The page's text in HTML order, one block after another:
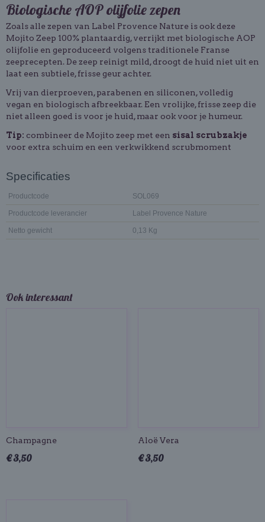
Biologische AOP olijfolie zepen
Zoals alle zepen van Label Provence Nature is ook deze
Mojito Zeep 100% plantaardig, verrijkt met biologische AOP
olijfolie en geproduceerd volgens traditionele Franse
zeeprecepten. De zeep reinigt mild, droogt de huid niet uit en
laat een subtiele, frisse geur achter.
Vrij van dierproeven, parabenen en siliconen, volledig
vegan en biologisch afbreekbaar. Een vrolijke, frisse zeep die
niet alleen goed is voor je huid, maar ook voor je humeur.
Tip: combineer de Mojito zeep met een sisal scrubzakje
voor extra schuim en een verkwikkend scrubmoment
Specificaties
Productcode SOL069
Productcode leverancier Label Provence Nature
Netto gewicht 0,13 Kg
Ook interessant
Champagne
€ 3,50
Aloë Vera
€ 3,50